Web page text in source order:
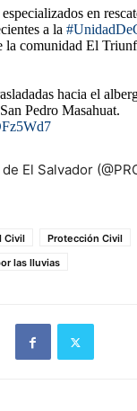
en
a la
la comunidad El
hacia el
Pedro Masahuat.
El Salvador
Civil
Protección Civil
las lluvias